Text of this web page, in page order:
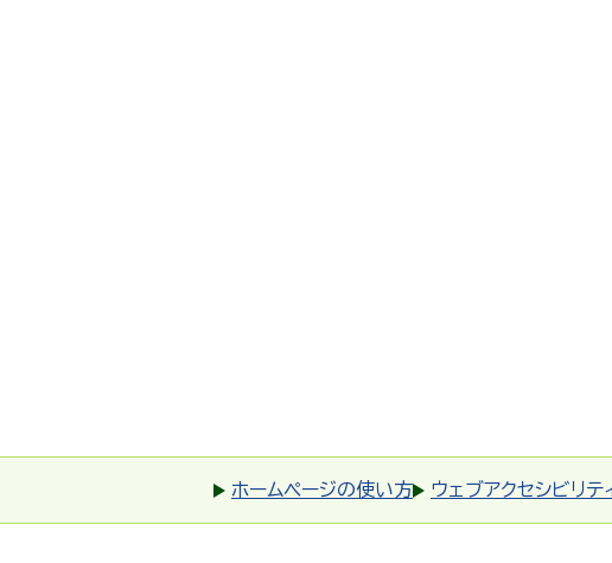
ホームページの使い方 ウェブアクセシビリテ